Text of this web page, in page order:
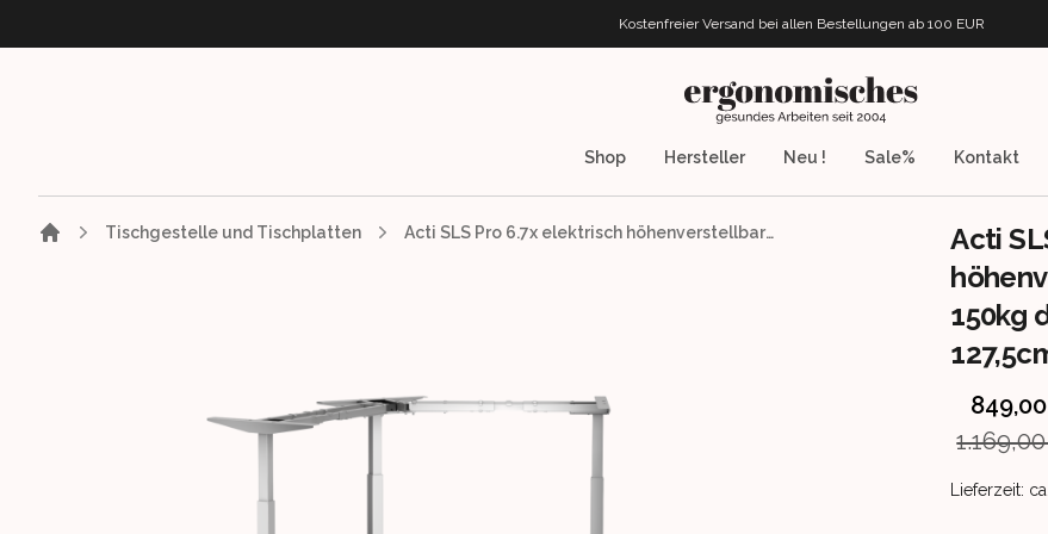
Kostenfreier Versand bei allen Bestellungen ab 100 EUR
ergonomisches.de
Shop Hersteller Neu ! Sale% Kontakt
Acti
150kg
Product
Product
Lieferzeit:
Tischgestelle und Tischplatten Acti SLS Pro 6.7x elektrisch höhenverstellbares Winkeltischgestell, bis 150kg dynamische Tragkraft, verstellbar 61,5-127,5cm